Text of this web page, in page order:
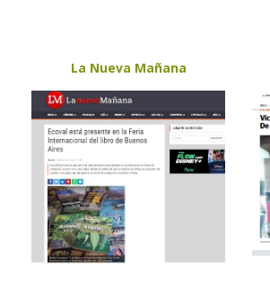
La Nueva Mañana